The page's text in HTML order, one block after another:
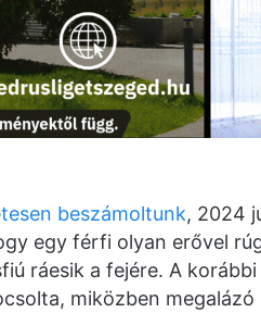
beszámoltunk, 2024
egy férfi olyan erővel
ráesik a fejére. A
miközben